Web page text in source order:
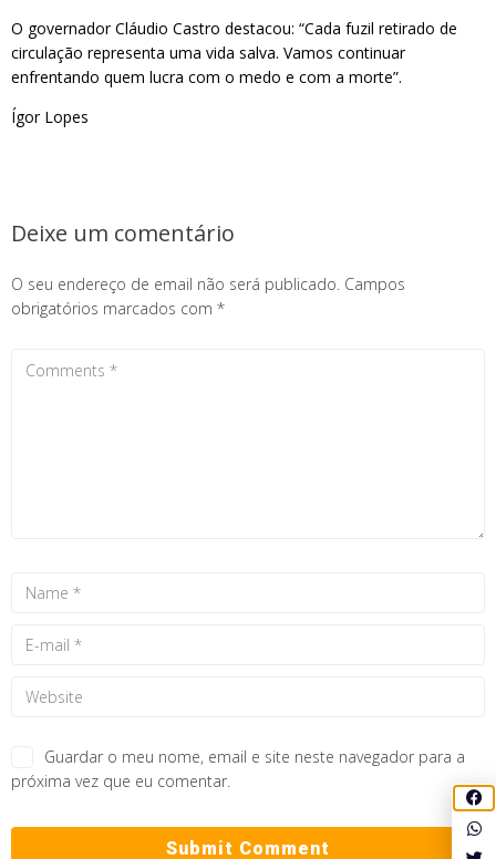
O governador Cláudio Castro destacou: “Cada fuzil retirado de
circulação representa uma vida salva. Vamos continuar
enfrentando quem lucra com o medo e com a morte”.
Ígor Lopes
Deixe um comentário
O seu endereço de email não será publicado. Campos
obrigatórios marcados com *
Guardar o meu nome, email e site neste navegador para a
próxima vez que eu comentar.